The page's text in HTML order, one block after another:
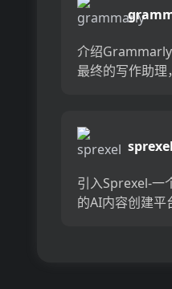
写作，图形设计
提供...
介绍
最终的写作助理
用人工智能和机
提供实时语法，
调...
sprexel
引入Sprexel-一
的AI内容创建平